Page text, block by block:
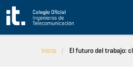
Pasar al contenido principal
Inicio El futuro del trabajo: